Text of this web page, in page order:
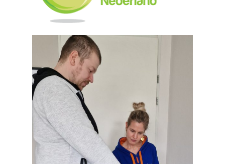
Vacatures
Zoeken